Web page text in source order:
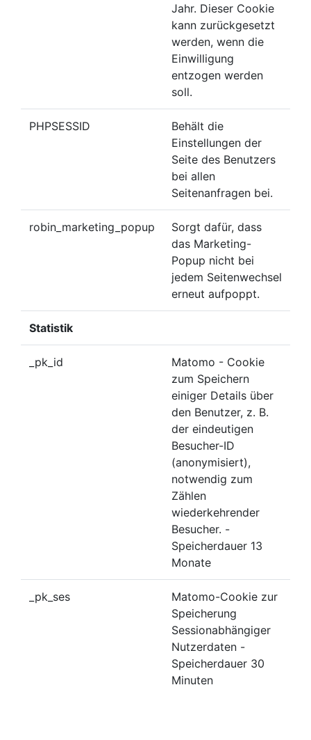
Jahr. Dieser Cookie
kann zurückgesetzt
werden, wenn die
Einwilligung
entzogen werden
soll.
PHPSESSID
Behält die
Einstellungen der
Seite des Benutzers
bei allen
Seitenanfragen bei.
robin_marketing_popup
Sorgt dafür, dass
das Marketing-
Popup nicht bei
jedem Seitenwechsel
erneut aufpoppt.
Statistik
_pk_id
Matomo - Cookie
zum Speichern
einiger Details über
den Benutzer, z. B.
der eindeutigen
Besucher-ID
(anonymisiert),
notwendig zum
Zählen
wiederkehrender
Besucher. -
Speicherdauer 13
Monate
_pk_ses
Matomo-Cookie zur
Speicherung
Sessionabhängiger
Nutzerdaten -
Speicherdauer 30
Minuten